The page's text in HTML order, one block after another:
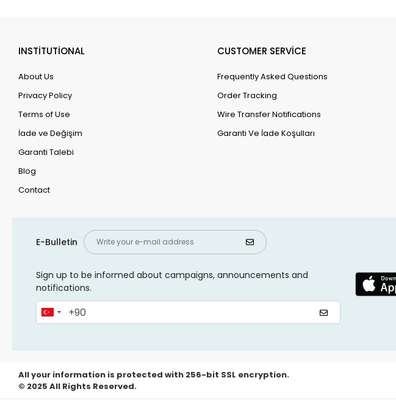
INSTİTUTİONAL
About Us
Privacy Policy
Terms of Use
İade ve Değişim
Garanti Talebi
Blog
Contact
CUSTOMER SERVİCE
Frequently Asked Questions
Order Tracking
Wire Transfer Notifications
Garanti Ve İade Koşulları
E-Bulletin
Sign up to be informed about campaigns, announcements and
notifications.
All your information is protected with 256-bit SSL encryption.
© 2025 All Rights Reserved.